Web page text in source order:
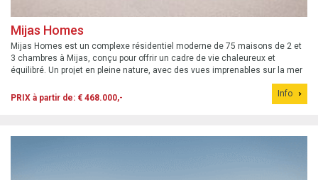
Mijas Homes
Mijas Homes est un complexe résidentiel moderne de 75 maisons de 2 et
3 chambres à Mijas, conçu pour offrir un cadre de vie chaleureux et
équilibré. Un projet en pleine nature, avec des vues imprenables sur la mer
PRIX à partir de: € 468.000,-
Info